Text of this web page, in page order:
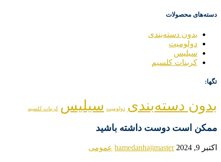
دسته‌های محصولات
بدون دسته‌بندی
دولومیت
سیلیس
کربنات کلسیم
تگها:
بدون دسته‌بندی دولومیت سیلیس کربنات کلسیم
ممکن است دوست داشته باشید
اکتبر 9, 2024 hamedanhajimaster عمومی